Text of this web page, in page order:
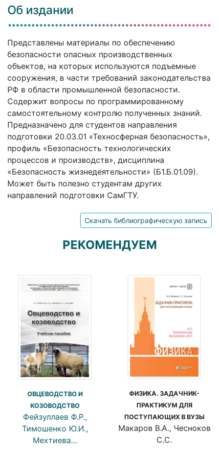
Об издании
Представлены материалы по обеспечению
безопасности опасных производственных
объектов, на которых используются подъемные
сооружения, в части требований законодательства
РФ в области промышленной безопасности.
Содержит вопросы по программированному
самостоятельному контролю полученных знаний.
Предназначено для студентов направления
подготовки 20.03.01 «Техносферная безопасность»,
профиль «Безопасность технологических
процессов и производств», дисциплина
«Безопасность жизнедеятельности» (Б1.Б.01.09).
Может быть полезно студентам других
направлений подготовки СамГТУ.
Скачать библиографическую запись
РЕКОМЕНДУЕМ
ОВЦЕВОДСТВО И
КОЗОВОДСТВО
Фейзуллаев Ф.Р.,
Тимошенко Ю.И.,
Мехтиева…
ФИЗИКА. ЗАДАЧНИК-
ПРАКТИКУМ ДЛЯ
ПОСТУПАЮЩИХ В ВУЗЫ
Макаров В.А., Чесноков
С.С.